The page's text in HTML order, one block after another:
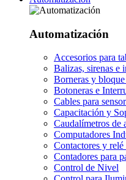
Automatización
Accesorios para
Balizas, sirenas e
Borneras y
Botoneras e
Cables para
Capacitación y
Caudalímetros de
Computadores
Contactores y
Contadores para
Control de Nivel